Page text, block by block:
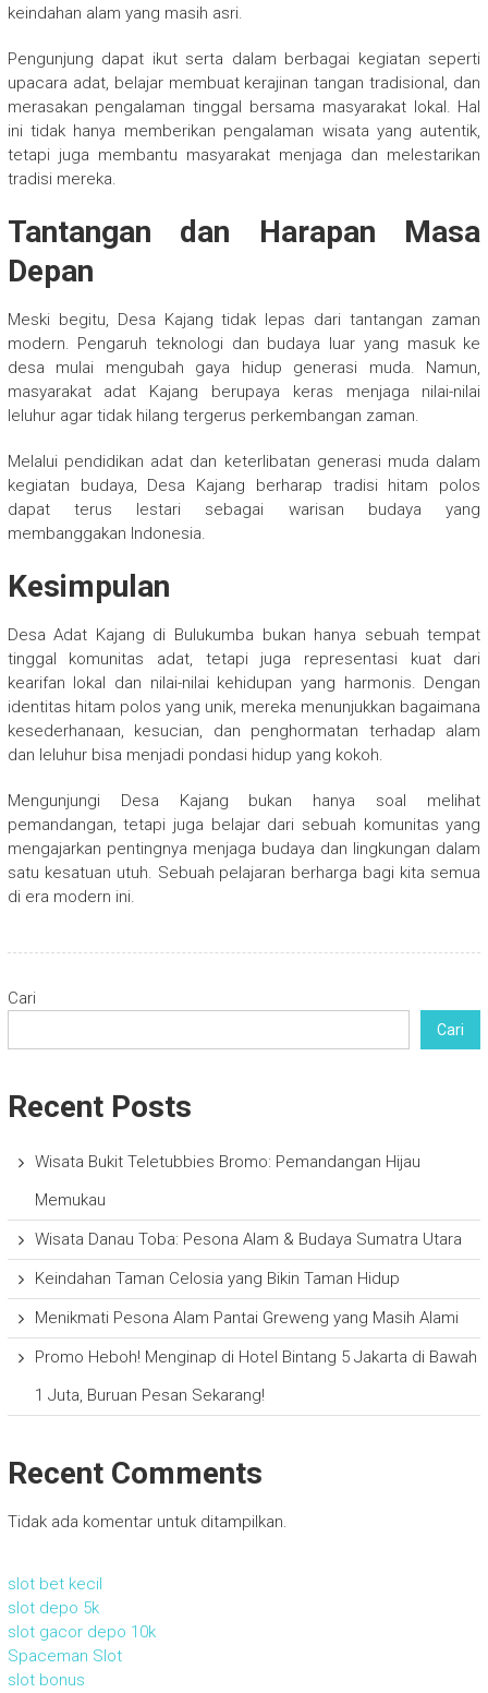
keindahan alam yang masih asri.
Pengunjung dapat ikut serta dalam berbagai kegiatan seperti
upacara adat, belajar membuat kerajinan tangan tradisional, dan
merasakan pengalaman tinggal bersama masyarakat lokal. Hal
ini tidak hanya memberikan pengalaman wisata yang autentik,
tetapi juga membantu masyarakat menjaga dan melestarikan
tradisi mereka.
Tantangan dan Harapan Masa
Depan
Meski begitu, Desa Kajang tidak lepas dari tantangan zaman
modern. Pengaruh teknologi dan budaya luar yang masuk ke
desa mulai mengubah gaya hidup generasi muda. Namun,
masyarakat adat Kajang berupaya keras menjaga nilai-nilai
leluhur agar tidak hilang tergerus perkembangan zaman.
Melalui pendidikan adat dan keterlibatan generasi muda dalam
kegiatan budaya, Desa Kajang berharap tradisi hitam polos
dapat terus lestari sebagai warisan budaya yang
membanggakan Indonesia.
Kesimpulan
Desa Adat Kajang di Bulukumba bukan hanya sebuah tempat
tinggal komunitas adat, tetapi juga representasi kuat dari
kearifan lokal dan nilai-nilai kehidupan yang harmonis. Dengan
identitas hitam polos yang unik, mereka menunjukkan bagaimana
kesederhanaan, kesucian, dan penghormatan terhadap alam
dan leluhur bisa menjadi pondasi hidup yang kokoh.
Mengunjungi Desa Kajang bukan hanya soal melihat
pemandangan, tetapi juga belajar dari sebuah komunitas yang
mengajarkan pentingnya menjaga budaya dan lingkungan dalam
satu kesatuan utuh. Sebuah pelajaran berharga bagi kita semua
di era modern ini.
Cari
Cari
Recent Posts
Wisata Bukit Teletubbies Bromo: Pemandangan Hijau
Memukau
Wisata Danau Toba: Pesona Alam & Budaya Sumatra Utara
Keindahan Taman Celosia yang Bikin Taman Hidup
Menikmati Pesona Alam Pantai Greweng yang Masih Alami
Promo Heboh! Menginap di Hotel Bintang 5 Jakarta di Bawah
1 Juta, Buruan Pesan Sekarang!
Recent Comments
Tidak ada komentar untuk ditampilkan.
slot bet kecil
slot depo 5k
slot gacor depo 10k
Spaceman Slot
slot bonus